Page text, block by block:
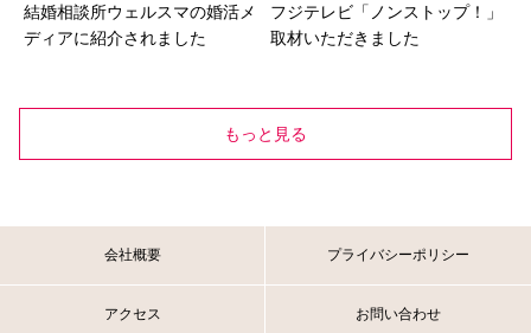
結婚相談所ウェルスマの婚活メ
ディアに紹介されました
フジテレビ「ノンストップ！」
取材いただきました
もっと見る
会社概要 プライバシーポリシー
アクセス お問い合わせ